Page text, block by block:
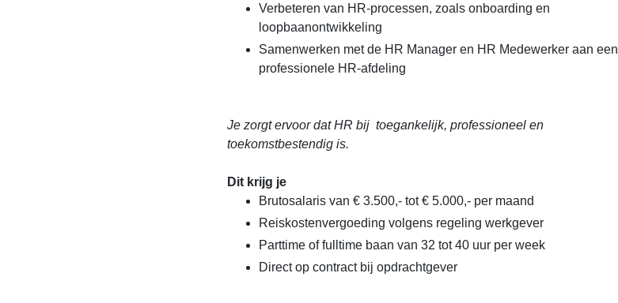
Verbeteren van HR-processen, zoals onboarding en
loopbaanontwikkeling
Samenwerken met de HR Manager en HR Medewerker aan een
professionele HR-afdeling
Je zorgt ervoor dat HR bij toegankelijk, professioneel en
toekomstbestendig is.
Dit krijg je
Brutosalaris van € 3.500,- tot € 5.000,- per maand
Reiskostenvergoeding volgens regeling werkgever
Parttime of fulltime baan van 32 tot 40 uur per week
Direct op contract bij opdrachtgever